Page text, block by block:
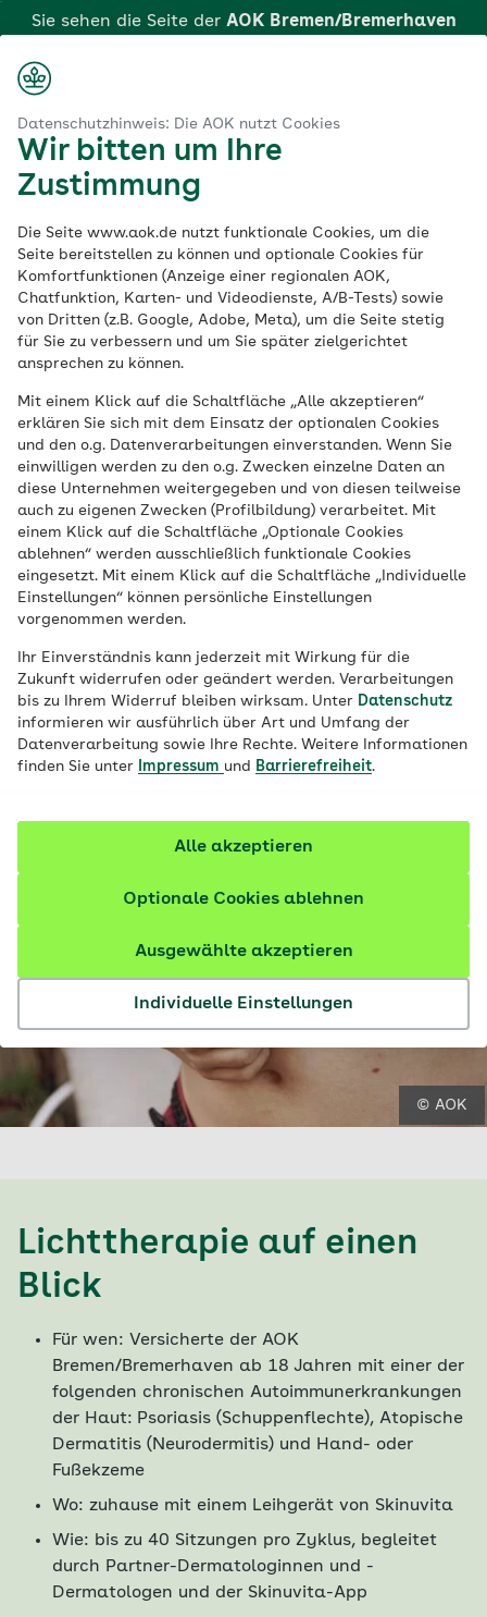
Datenschutzhinweis: Die AOK nutzt Cookies
Wir bitten um Ihre
Zustimmung
Die Seite www.aok.de nutzt funktionale Cookies, um die
Seite bereitstellen zu können und optionale Cookies für
Komfortfunktionen (Anzeige einer regionalen AOK,
Chatfunktion, Karten- und Videodienste, A/B-Tests) sowie
von Dritten (z.B. Google, Adobe, Meta), um die Seite stetig
für Sie zu verbessern und um Sie später zielgerichtet
ansprechen zu können.
Mit einem Klick auf die Schaltfläche „Alle akzeptieren“
erklären Sie sich mit dem Einsatz der optionalen Cookies
und den o.g. Datenverarbeitungen einverstanden. Wenn Sie
einwilligen werden zu den o.g. Zwecken einzelne Daten an
diese Unternehmen weitergegeben und von diesen teilweise
auch zu eigenen Zwecken (Profilbildung) verarbeitet. Mit
einem Klick auf die Schaltfläche „Optionale Cookies
ablehnen“ werden ausschließlich funktionale Cookies
eingesetzt. Mit einem Klick auf die Schaltfläche „Individuelle
Einstellungen“ können persönliche Einstellungen
vorgenommen werden.
Ihr Einverständnis kann jederzeit mit Wirkung für die
Zukunft widerrufen oder geändert werden. Verarbeitungen
bis zu Ihrem Widerruf bleiben wirksam. Unter Datenschutz
informieren wir ausführlich über Art und Umfang der
Datenverarbeitung sowie Ihre Rechte. Weitere Informationen
finden Sie unter
Impressum und Barrierefreiheit.
Individuelle Einstellungen
Ausgewählte akzeptieren
Optionale Cookies ablehnen
Alle akzeptieren
Zum
Hauptinhalt
springen
Sie sehen die Seite der AOK Bremen/Bremerhaven
Skinuvita:
Hautprobleme mit
Licht bequem
zuhause behandeln
Eine Leistung der AOK Bremen/Bremerhaven
Chronische Hauterkrankungen wie
Schuppenflechte oder Neurodermitis
belasten Betroffene sehr und erfordern oft
langwierige Behandlungen. Die AOK
Bremen/Bremerhaven unterstützt ihre
Versicherten mit einer modernen,
unkomplizierten Lösung: der Lichttherapie
mit Skinuvita. Sie kann bequem und sicher
zu Hause durchgeführt werden – begleitet
von Fachärztinnen und Fachärzten.
© AOK
Lichttherapie auf einen
Blick
Für wen: Versicherte der AOK
Bremen/Bremerhaven ab 18 Jahren mit einer der
folgenden chronischen Autoimmunerkrankungen
der Haut: Psoriasis (Schuppenflechte), Atopische
Dermatitis (Neurodermitis) und Hand- oder
Fußekzeme
Wo: zuhause mit einem Leihgerät von Skinuvita
Wie: bis zu 40 Sitzungen pro Zyklus, begleitet
durch Partner-Dermatologinnen und -
Dermatologen und der Skinuvita-App